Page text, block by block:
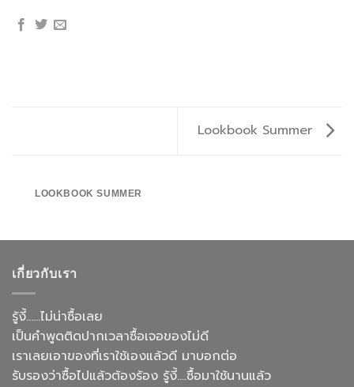
Lookbook Summer
LOOKBOOK SUMMER
เกี่ยวกับเรา
รู้งี้......ไม่น่าซื้อเลย
เป็นคำพูดติดปากเวลาซื้อเจอของไม่ดี
เราเลยเอาของที่เราใช้เองแล้วดี มาบอกต่อ
รับรองว่าซื้อไปแล้วต้องร้อง รู้งี้....ซื้อมาใช้นานแล้ว